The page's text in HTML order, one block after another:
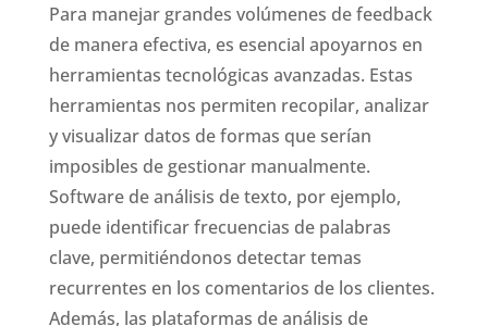
Para manejar grandes volúmenes de feedback
de manera efectiva, es esencial apoyarnos en
herramientas tecnológicas avanzadas. Estas
herramientas nos permiten recopilar, analizar
y visualizar datos de formas que serían
imposibles de gestionar manualmente.
Software de análisis de texto, por ejemplo,
puede identificar frecuencias de palabras
clave, permitiéndonos detectar temas
recurrentes en los comentarios de los clientes.
Además, las plataformas de análisis de